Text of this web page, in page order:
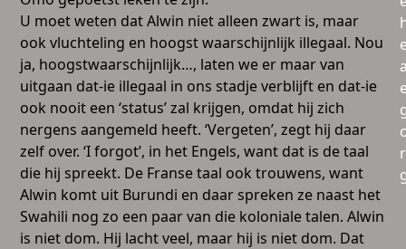
U moet weten dat Alwin niet alleen zwart is, maar
ook vluchteling en hoogst waarschijnlijk illegaal. Nou
ja, hoogstwaarschijnlijk…, laten we er maar van
uitgaan dat-ie illegaal in ons stadje verblijft en dat-ie
ook nooit een ‘status’ zal krijgen, omdat hij zich
nergens aangemeld heeft. ‘Vergeten’, zegt hij daar
zelf over. ‘I forgot’, in het Engels, want dat is de taal
die hij spreekt. De Franse taal ook trouwens, want
Alwin komt uit Burundi en daar spreken ze naast het
Swahili nog zo een paar van die koloniale talen. Alwin
is niet dom. Hij lacht veel, maar hij is niet dom. Dat